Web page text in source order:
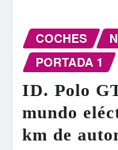
COCHES
PORTADA 1
ID. Polo
mundo
km de